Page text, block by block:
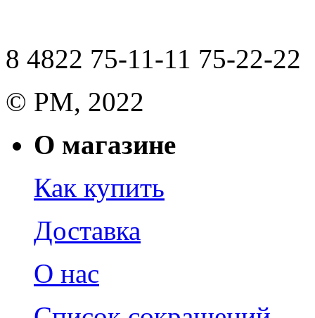
8 4822 75-11-11 75-22-22
© РМ, 2022
О магазине
Как купить
Доставка
О нас